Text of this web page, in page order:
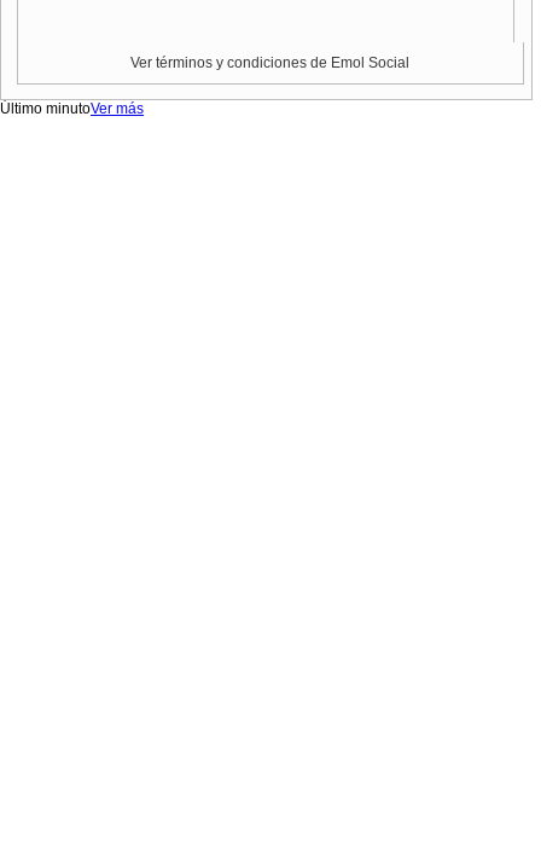
Ver términos y condiciones de Emol Social
Último minutoVer más